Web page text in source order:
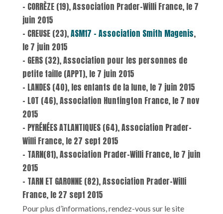
– CORRÈZE (19), Association Prader-Willi France, le 7
juin 2015
– CREUSE (23),ASM17 – Association Smith Magenis,
le 7 juin 2015
– GERS (32), Association pour les personnes de
petite taille (APPT), le 7 juin 2015
– LANDES (40), les enfants de la lune, le 7 juin 2015
– LOT (46), Association Huntington France, le 7 nov
2015
– PYRÉNÉES ATLANTIQUES (64), Association Prader-
Willi France, le 27 sept 2015
– TARN(81), Association Prader-Willi France, le 7 juin
2015
– TARN ET GARONNE (82), Association Prader-Willi
France, le 27 sept 2015
Pour plus d’informations, rendez-vous sur le site